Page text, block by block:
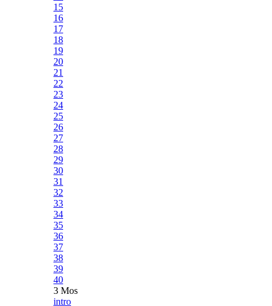
15
16
17
18
19
20
21
22
23
24
25
26
27
28
29
30
31
32
33
34
35
36
37
38
39
40
3 Mos
intro